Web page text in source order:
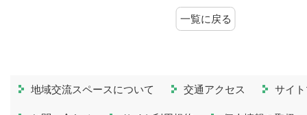
一覧に戻る
地域交流スペースについて 交通アクセス サイ